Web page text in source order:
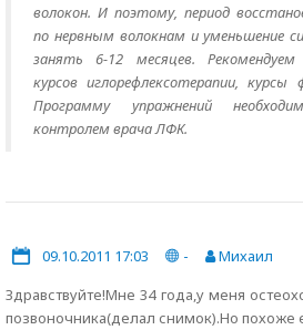
волокон. И поэтому, период
по нервным волокнам и уменьшение
занять 6-12 месяцев. Рекомендуем
курсов иглорефлексотерапии,
Программу упражнений
контролем врача ЛФК.
09.10.2011 17:03 -
Михаил
Здравствуйте!Мне 34 года,у меня
позвоночника(делал снимок).Но похоже